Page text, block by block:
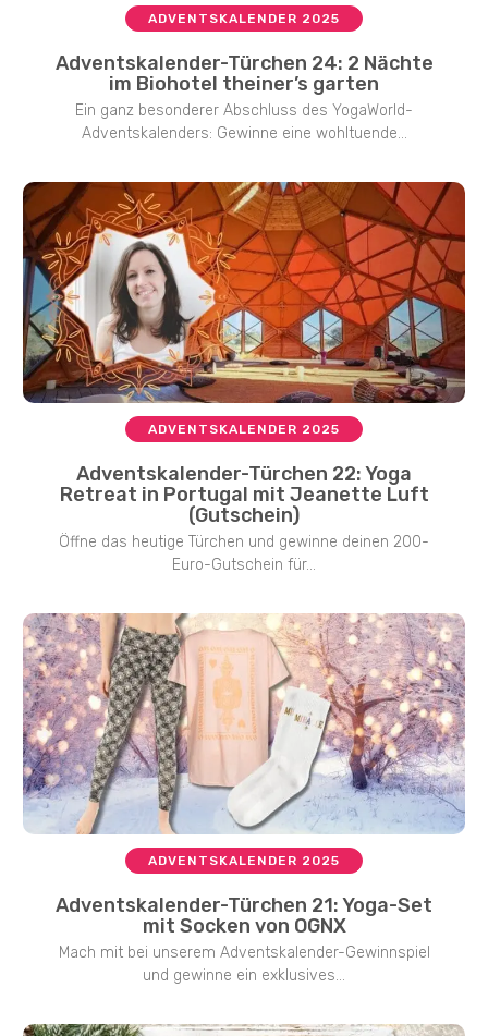
ADVENTSKALENDER 2025
Adventskalender-Türchen 24: 2 Nächte
im Biohotel theiner’s garten
Ein ganz besonderer Abschluss des YogaWorld-
Adventskalenders: Gewinne eine wohltuende...
ADVENTSKALENDER 2025
Adventskalender-Türchen 22: Yoga
Retreat in Portugal mit Jeanette Luft
(Gutschein)
Öffne das heutige Türchen und gewinne deinen 200-
Euro-Gutschein für...
ADVENTSKALENDER 2025
Adventskalender-Türchen 21: Yoga-Set
mit Socken von OGNX
Mach mit bei unserem Adventskalender-Gewinnspiel
und gewinne ein exklusives...